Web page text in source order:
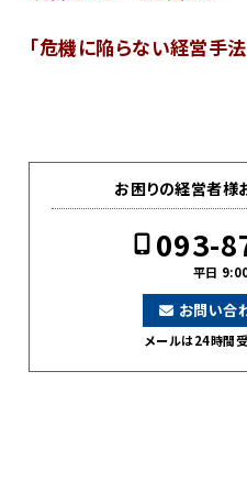
「危機に陥らない経営手
お困りの経営者様
093-
平日
お問い合
メールは24時間受